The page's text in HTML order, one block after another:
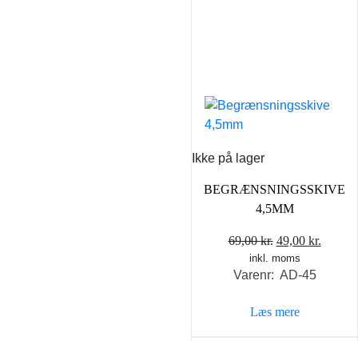
Ikke på lager
BEGRÆNSNINGSSKIVE
4,5MM
69,00kr. Den
oprindelige
pris
69,00 kr..
49,00 kr.
inkl. moms
Varenr: AD-45
Læs mere